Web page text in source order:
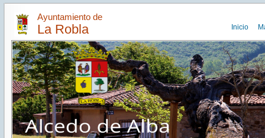
Ayuntamiento de
La Robla Inicio